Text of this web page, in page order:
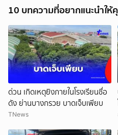
10 บทความที่อยากแนะนำใ
ด่วน เกิดเหตุยิงภายในโรงเรียนชื่อ
ดัง ย่านบางกรวย บาดเจ็บเพียบ
TNews